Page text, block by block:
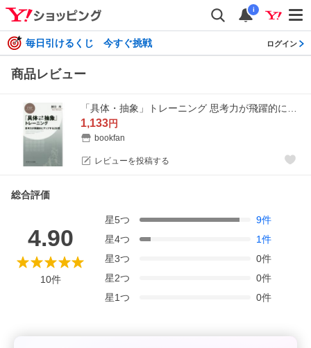
i
毎日引けるくじ 今すぐ挑戦 ログイン
商品レビュー
1,133円
bookfan
レビューを投稿する
総合評価
4.90
10件
星5つ 9件
星4つ 1件
星3つ 0件
星2つ 0件
星1つ 0件